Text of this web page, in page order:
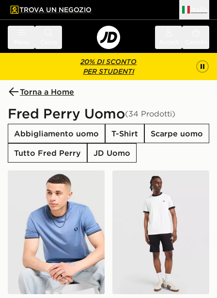
principale
a fondo pagina
TROVA UN NEGOZIO
20% DI SCONTO
PER STUDENTI
Torna a Home
Fred Perry Uomo(34 Prodotti)
Abbigliamento uomo T-Shirt
Scarpe uomo
Tutto Fred Perry
JD Uomo
Fred Perry Maglia Twin TippedFred Perry Maglia Tape